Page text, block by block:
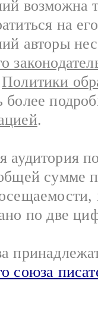
возможна
на
авторы
Политики
более
.
аудитория
сумме
по две
союза